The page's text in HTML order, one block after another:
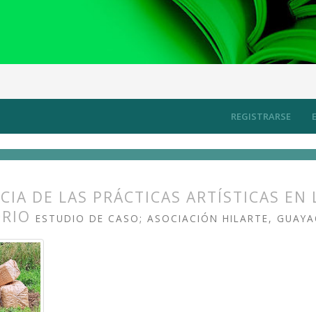
REGISTRARSE
artísticas para un ecosistema cultural sostenible Artículos
DE LAS PRÁCTICAS ARTÍSTICAS
ESTUDIO DE CASO; ASOCIACIÓN HILARTE,